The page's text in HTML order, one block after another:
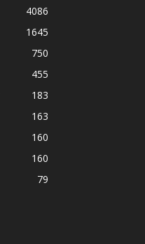
4086
1645
750
455
183
163
160
160
79